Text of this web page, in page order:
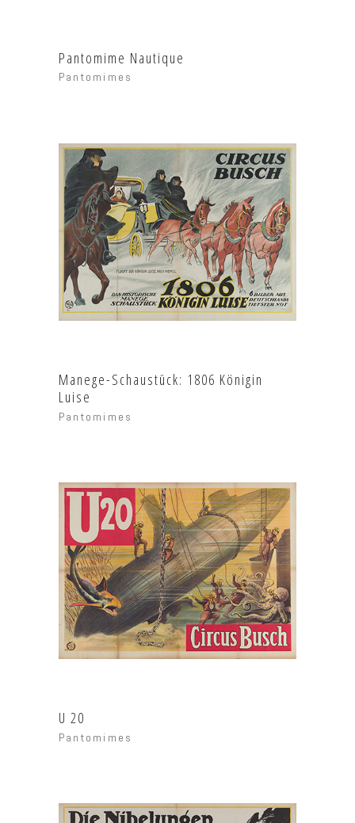
Pantomime Nautique
Pantomimes
Manege-Schaustück: 1806 Königin
Luise
Pantomimes
U 20
Pantomimes